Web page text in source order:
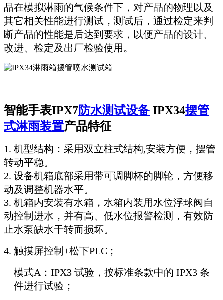
品在模拟淋雨的气候条件下，对产品的物理以及
其它相关性能进行测试，测试后，通过检定来判
断产品的性能是后达到要求，以便产品的设计、
改进、检定及出厂检验使用。
智能手表IPX7防水测试设备IPX34摆管
式淋雨装置产品特征
1. 机型结构：采用双立柱式结构,安装方便，摆管
转动平稳。
2. 设备机箱底部采用带可调脚杯的脚轮，方便移
动及调整机器水平。
3. 机箱内安装有水箱，水箱内装用水位浮球阀自
动控制进水，并有高、低水位报警检测，有效防
止水泵缺水干转而损坏。
4. 触摸屏控制+松下PLC；
模式A：IPX3 试验，按标准条款中的 IPX3 条
件进行试验；